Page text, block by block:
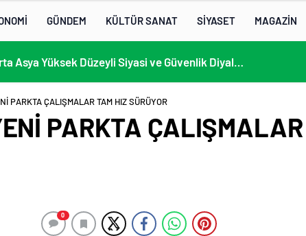
GÜNDEM KÜLTÜR SANAT SİYASET MAGAZİN
KÜLTÜRLERİN NOTALARLA BULUŞTUĞU YER: MİMOZA’M KAFE’DE DOSTLUK RÜZGARI!
PARKTA ÇALIŞMALAR TAM HIZ SÜRÜYOR
PARKTA
0